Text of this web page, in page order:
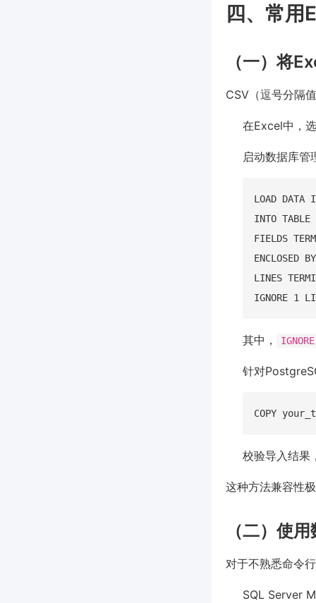
四、常用
（一）将
CSV（逗号分隔
在Excel中，
启动数据库管
LOAD
INTO
FIELDS
ENCLOSED
LINES
其中，
针对
校验导入结果
这种方法兼容性
（二）使
对于不熟悉命令
SQL Server